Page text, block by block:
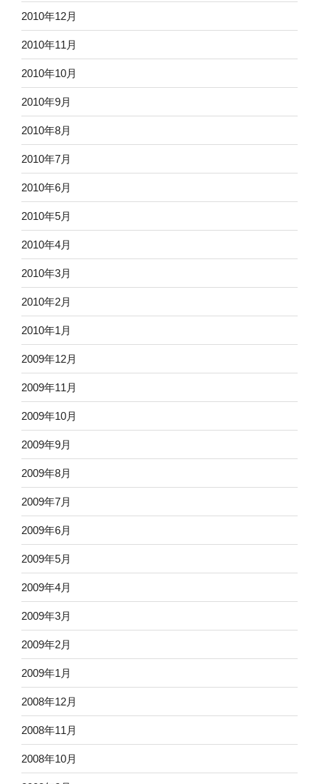
2010年12月
2010年11月
2010年10月
2010年9月
2010年8月
2010年7月
2010年6月
2010年5月
2010年4月
2010年3月
2010年2月
2010年1月
2009年12月
2009年11月
2009年10月
2009年9月
2009年8月
2009年7月
2009年6月
2009年5月
2009年4月
2009年3月
2009年2月
2009年1月
2008年12月
2008年11月
2008年10月